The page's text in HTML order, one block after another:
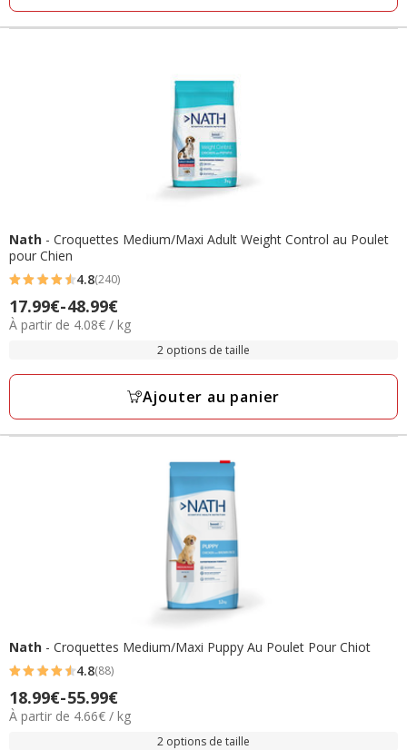
Nath - Croquettes Medium/Maxi Adult Weight Control au Poulet
pour Chien
4.8
étoiles
avec
avis
4.8(240)
Prix
de
à
17.99€-48.99€
4.08€
À partir de 4.08€ / kg
2 options de taille
Ajouter au panier
Nath - Croquettes Medium/Maxi Puppy Au Poulet Pour Chiot
4.8
étoiles
avec
4.8(88)
Prix
de
18.99€-55.99€
4.66€
À partir de 4.66€ / kg
2 options de taille